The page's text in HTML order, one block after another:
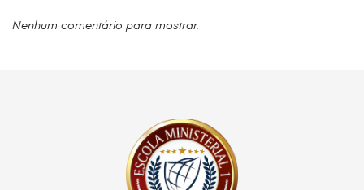
Nenhum comentário para mostrar.